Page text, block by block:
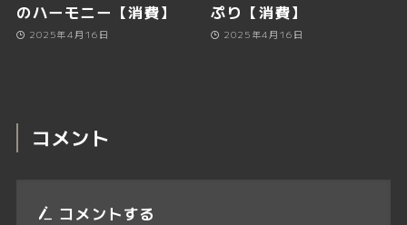
のハーモニー【消費】
2025年4月16日
ぷり【消費】
2025年4月16日
コメント
コメントする